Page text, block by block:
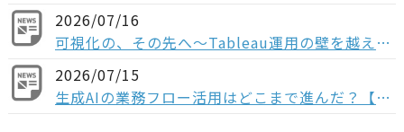
2026/07/16
可視化の、その先へ〜Tableau運用の壁を越える「データ分析基盤」という選択肢〜
2026/07/15
生成AIの業務フロー活用はどこまで進んだ？【多業種の役職者1,004人調査】“全社展開止まり”が多数派、業務組み込みなど次のフェーズに進む企業は少数